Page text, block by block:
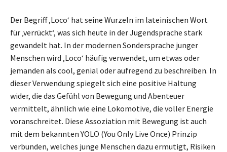
Der Begriff ‚Loco‘ hat seine Wurzeln im lateinischen Wort
für ‚verrückt‘, was sich heute in der Jugendsprache stark
gewandelt hat. In der modernen Sondersprache junger
Menschen wird ‚Loco‘ häufig verwendet, um etwas oder
jemanden als cool, genial oder aufregend zu beschreiben. In
dieser Verwendung spiegelt sich eine positive Haltung
wider, die das Gefühl von Bewegung und Abenteuer
vermittelt, ähnlich wie eine Lokomotive, die voller Energie
voranschreitet. Diese Assoziation mit Bewegung ist auch
mit dem bekannten YOLO (You Only Live Once) Prinzip
verbunden, welches junge Menschen dazu ermutigt, Risiken